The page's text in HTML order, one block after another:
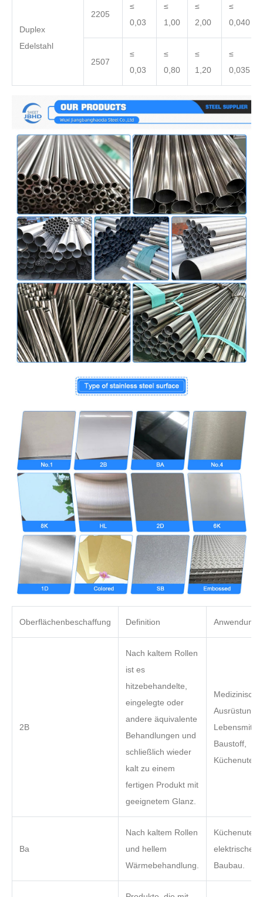
Duplex
Edelstahl
2205
≤
0,03
≤
1,00
≤
2,00
≤
0,040
2507
≤
0,03
≤
0,80
≤
1,20
≤
0,035
Oberflächenbeschaffung Definition Anwendung
2B
Nach kaltem Rollen
ist es
hitzebehandelte,
eingelegte oder
andere äquivalente
Behandlungen und
schließlich wieder
kalt zu einem
fertigen Produkt mit
geeignetem Glanz.
Medizinische
Ausrüstung,
Baustoff,
Ba
Nach kaltem Rollen
und hellem
Wärmebehandlung.
elektrische
Baubau.